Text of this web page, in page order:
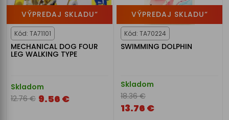
VÝPREDAJ SKLADU“
Kód: TA71101
MECHANICAL DOG FOUR
LEG WALKING TYPE
Skladom
12.76 € 9.56 €
VÝPREDAJ SKLADU“
Kód: TA70224
SWIMMING DOLPHIN
Skladom
18.36 €
13.76 €